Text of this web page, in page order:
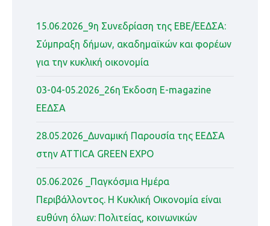
15.06.2026_9η Συνεδρίαση της ΕΒΕ/ΕΕΔΣΑ:
Σύμπραξη δήμων, ακαδημαϊκών και φορέων
για την κυκλική οικονομία
03-04-05.2026_26η Έκδοση Ε-magazine
ΕΕΔΣΑ
28.05.2026_Δυναμική Παρουσία της ΕΕΔΣΑ
στην ATTICA GREEN EXPO
05.06.2026 _Παγκόσμια Ημέρα
Περιβάλλοντος. Η Κυκλική Οικονομία είναι
ευθύνη όλων: Πολιτείας, κοινωνικών